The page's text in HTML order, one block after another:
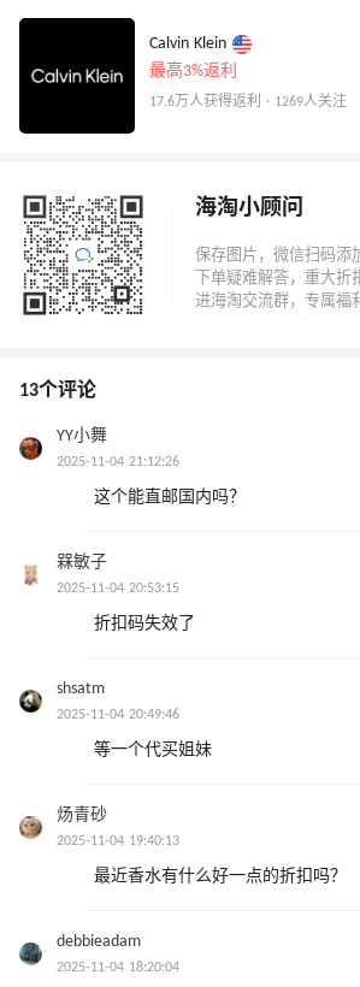
Calvin Klein
最高3%返利
17.6万人获得返利 · 1269人关注
海淘小顾问
13个评论
YY小舞
2025-11-04 21:12:26
这个能直邮国内吗？
槑敏子
2025-11-04 20:53:15
折扣码失效了
shsatm
2025-11-04 20:49:46
等一个代买姐妹
炀青砂
2025-11-04 19:40:13
最近香水有什么好一点的折扣吗？
debbieadam
2025-11-04 18:20:04